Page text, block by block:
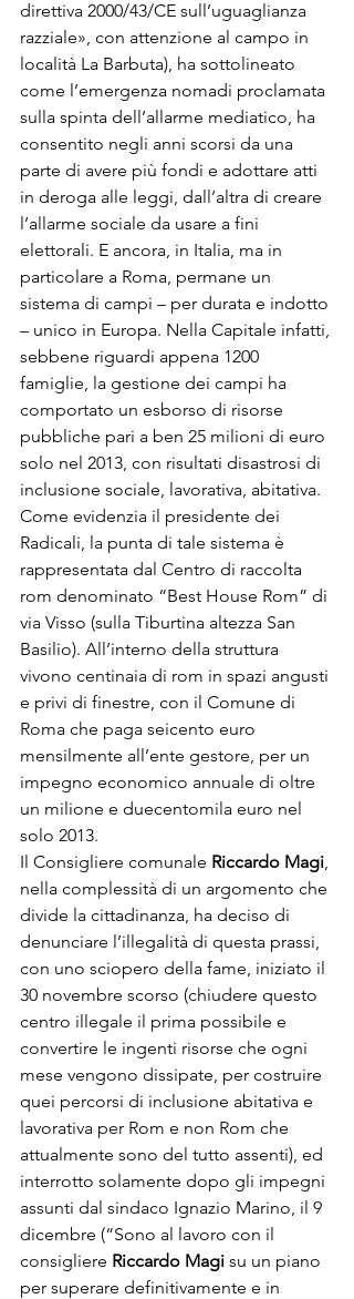
direttiva 2000/43/CE sull’uguaglianza
razziale», con attenzione al campo in
località La Barbuta), ha sottolineato
come l’emergenza nomadi proclamata
sulla spinta dell’allarme mediatico, ha
consentito negli anni scorsi da una
parte di avere più fondi e adottare atti
in deroga alle leggi, dall’altra di creare
l’allarme sociale da usare a fini
elettorali. E ancora, in Italia, ma in
particolare a Roma, permane un
sistema di campi – per durata e indotto
– unico in Europa. Nella Capitale infatti,
sebbene riguardi appena 1200
famiglie, la gestione dei campi ha
comportato un esborso di risorse
pubbliche pari a ben 25 milioni di euro
solo nel 2013, con risultati disastrosi di
inclusione sociale, lavorativa, abitativa.
Come evidenzia il presidente dei
Radicali, la punta di tale sistema è
rappresentata dal Centro di raccolta
rom denominato “Best House Rom” di
via Visso (sulla Tiburtina altezza San
Basilio). All’interno della struttura
vivono centinaia di rom in spazi angusti
e privi di finestre, con il Comune di
Roma che paga seicento euro
mensilmente all’ente gestore, per un
impegno economico annuale di oltre
un milione e duecentomila euro nel
solo 2013.
Il Consigliere comunale Riccardo Magi,
nella complessità di un argomento che
divide la cittadinanza, ha deciso di
denunciare l’illegalità di questa prassi,
con uno sciopero della fame, iniziato il
30 novembre scorso (chiudere questo
centro illegale il prima possibile e
convertire le ingenti risorse che ogni
mese vengono dissipate, per costruire
quei percorsi di inclusione abitativa e
lavorativa per Rom e non Rom che
attualmente sono del tutto assenti), ed
interrotto solamente dopo gli impegni
assunti dal sindaco Ignazio Marino, il 9
dicembre (“Sono al lavoro con il
consigliere Riccardo Magi su un piano
per superare definitivamente e in